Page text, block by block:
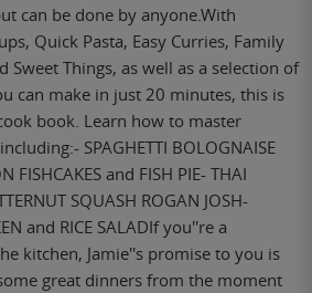
can be done by anyone.With
Quick Pasta, Easy Curries, Family
Sweet Things, as well as a selection of
can make in just 20 minutes, this is
book. Learn how to master
SPAGHETTI BOLOGNAISE
FISHCAKES and FISH PIE- THAI
SQUASH ROGAN JOSH-
and RICE SALADIf you''re a
kitchen, Jamie''s promise to you is
great dinners from the moment